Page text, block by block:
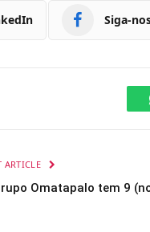
Siga-
ARTICLE
Omatapalo tem 9